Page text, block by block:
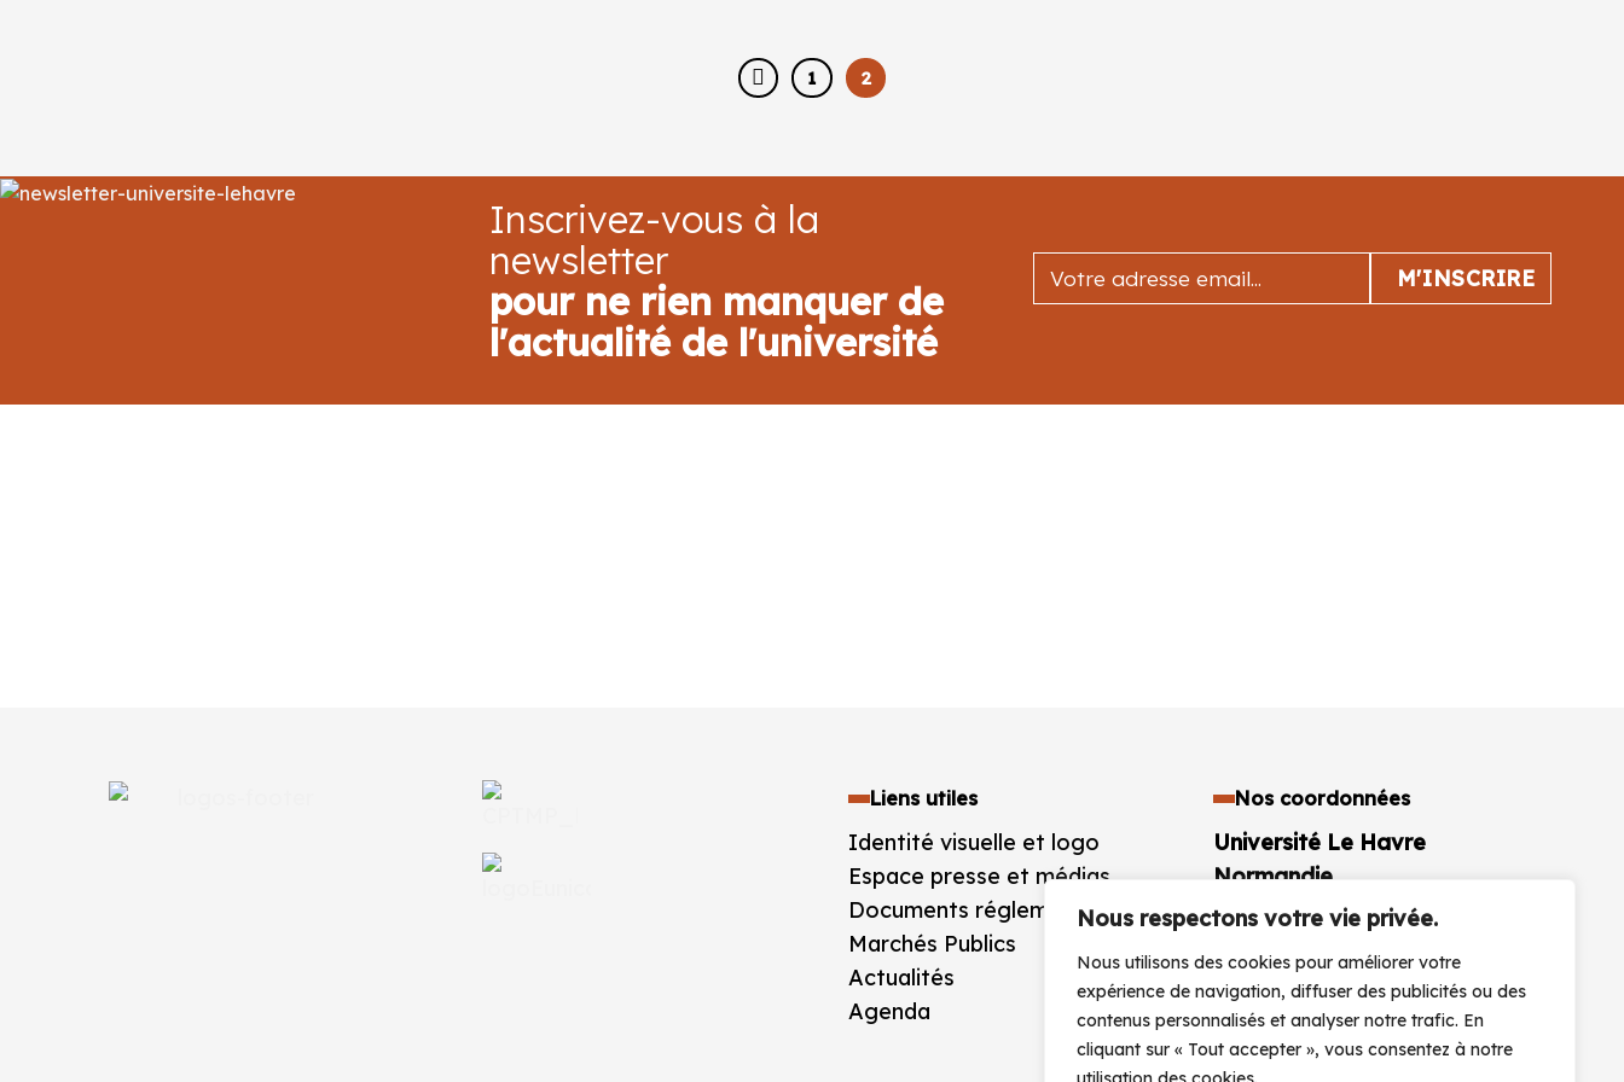
Nous respectons votre vie privée.
Nous utilisons des cookies pour améliorer votre
expérience de navigation, diffuser des publicités ou des
contenus personnalisés et analyser notre trafic. En
cliquant sur « Tout accepter », vous consentez à notre
1 2
Inscrivez-vous à la
newsletter
pour ne rien manquer de
l'actualité de l'université
Liens utiles
Identité visuelle et logo
Espace presse et médias
Documents réglementaires
Marchés Publics
Actualités
Agenda
Nos coordonnées
Université Le Havre
Normandie
25 rue Philippe Lebon BP 1123
France
+33 (0)2 32 74 40 00
CONTACTEZ-NOUS